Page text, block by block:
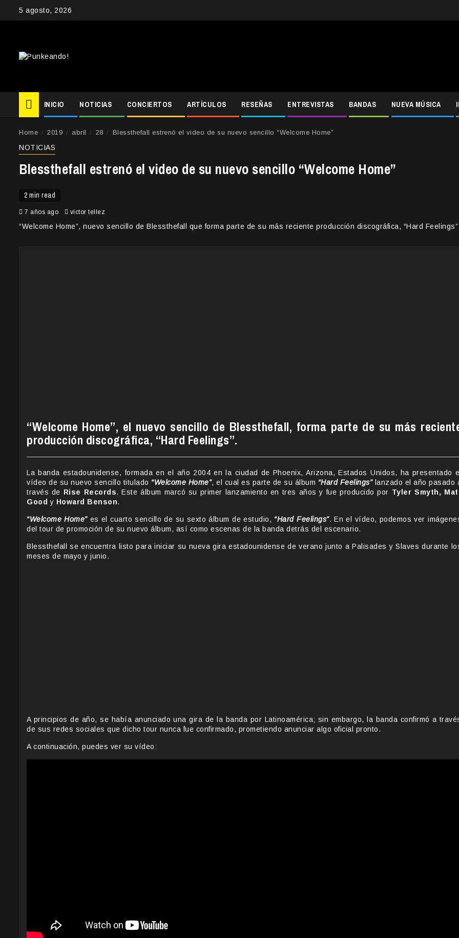
5 agosto, 2026
INICIO NOTICIAS CONCIERTOS ARTÍCULOS RESEÑAS ENTREVISTAS BANDAS NUEVA MÚSICA
Home 2019 abril 28 Blessthefall estrenó el video de su nuevo sencillo “Welcome Home”
NOTICIAS
Blessthefall estrenó el video de su nuevo sencillo “Welcome Home”
2 min read
7 años ago victor tellez
“Welcome Home”, nuevo sencillo de Blessthefall que forma parte de su más reciente producción discográfica, “Hard Feelings”
“Welcome Home”, el nuevo sencillo de Blessthefall, forma parte de su más
producción discográfica, “Hard Feelings”.
La banda estadounidense, formada en el año 2004 en la ciudad de Phoenix, Arizona, Estados Unidos, ha presentado
vídeo de su nuevo sencillo titulado “Welcome Home”, el cual es parte de su álbum “Hard Feelings”lanzado el año pasado
través de Rise Records. Este álbum marcó su primer lanzamiento en tres años y fue producido por Tyler Smyth,
Goody Howard Benson.
“Welcome Home”es el cuarto sencillo de su sexto álbum de estudio, “Hard Feelings”. En el vídeo, podemos ver
del tour de promoción de su nuevo álbum, así como escenas de la banda detrás del escenario.
Blessthefall se encuentra listo para iniciar su nueva gira estadounidense de verano junto a Palisades y Slaves durante
meses de mayo y junio.
A principios de año, se había anunciado una gira de la banda por Latinoamérica; sin embargo, la banda confirmó a
de sus redes sociales que dicho tour nunca fue confirmado, prometiendo anunciar algo oficial pronto.
A continuación, puedes ver su vídeo: